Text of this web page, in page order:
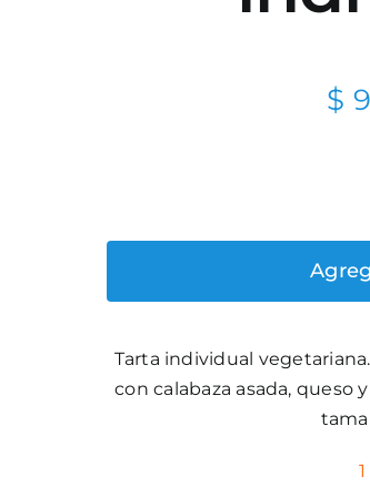
$
Tarta individual
con calabaza asada, queso